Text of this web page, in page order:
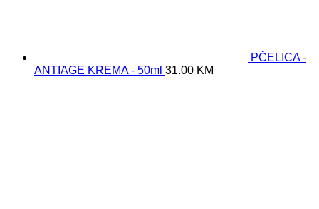
PČELICA -
ANTIAGE KREMA - 50ml 31.00 KM